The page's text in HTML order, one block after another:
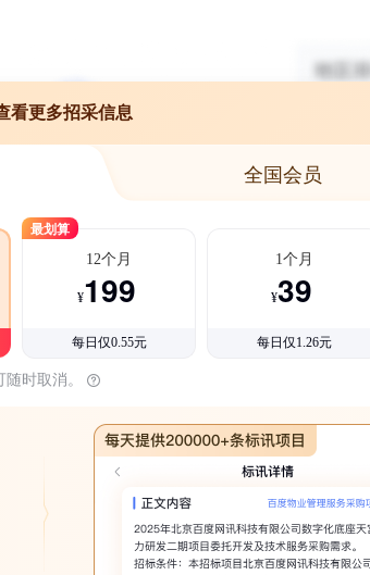
看更多招采信息
全国会员
最划算
12个月
¥199
每日仅0.55元
1个月
¥39
每日仅1.26元
时取消。